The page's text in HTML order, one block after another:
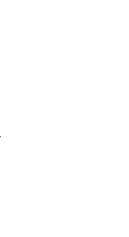
.